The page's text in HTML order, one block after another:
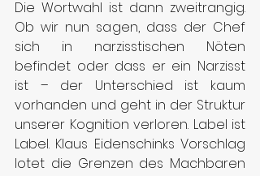
Die Wortwahl ist dann zweitrangig.
Ob wir nun sagen, dass der Chef
sich in narzisstischen Nöten
befindet oder dass er ein Narzisst
ist – der Unterschied ist kaum
vorhanden und geht in der Struktur
unserer Kognition verloren. Label ist
Label. Klaus Eidenschinks Vorschlag
lotet die Grenzen des Machbaren